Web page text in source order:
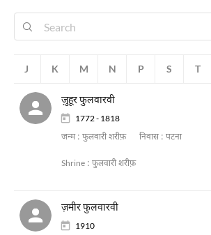
J K M N P S T
ज़ुहूर फुलवारवी
1772 - 1818
जन्म : फुलवारी शरीफ़ निवास : पटना
Shrine : फुलवारी शरीफ़
ज़मीर फुलवारवी
1910